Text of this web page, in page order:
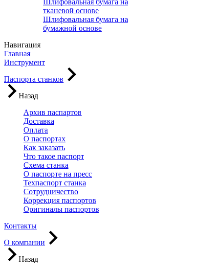
Шлифовальная бумага на
тканевой основе
Шлифовальная бумага на
бумажной основе
Навигация
Главная
Инструмент
Паспорта станков
Назад
Архив паспартов
Доставка
Оплата
О паспортах
Как заказать
Что такое паспорт
Схема станка
О паспорте на пресс
Техпаспорт станка
Сотрудничество
Коррекция паспортов
Оригиналы паспортов
Контакты
О компании
Назад